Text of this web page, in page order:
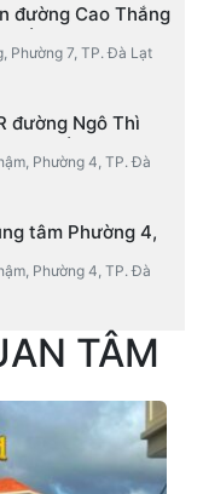
đường Cao Thắng
Đà Lạt
Phường 7, TP. Đà Lạt
đường Ngô Thì
TP. Đà Lạt
Phường 4, TP. Đà
tâm Phường 4,
Phường 4, TP. Đà
TÂM